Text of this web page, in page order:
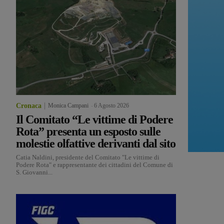
Cronaca Monica Campani 6 Agosto 2026
Il Comitato “Le vittime di Podere
Rota” presenta un esposto sulle
molestie olfattive derivanti dal sito
Catia Naldini, presidente del Comitato "Le vittime di
Podere Rota" e rappresentante dei cittadini del Comune di
S. Giovanni...